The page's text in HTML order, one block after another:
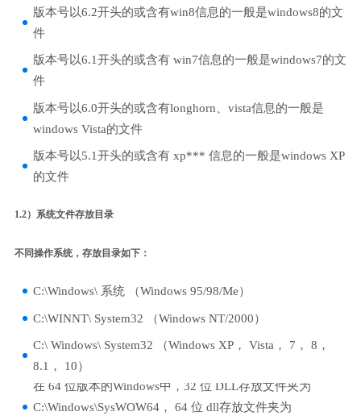
版本号以6.2开头的或含有win8信息的一般是windows8的文
件
版本号以6.1开头的或含有 win7信息的一般是windows7的文
件
版本号以6.0开头的或含有longhorn、vista信息的一般是
windows Vista的文件
版本号以5.1开头的或含有 xp*** 信息的一般是windows XP
的文件
1.2）系统文件存放目录
不同操作系统，存放目录如下：
C:\Windows\ 系统 （Windows 95/98/Me）
C:\WINNT\ System32 （Windows NT/2000）
C:\ Windows\ System32 （Windows XP， Vista， 7， 8，
8.1， 10）
在 64 位版本的Windows中，32 位 DLL存放文件夹为
C:\Windows\SysWOW64， 64 位 dll存放文件夹为